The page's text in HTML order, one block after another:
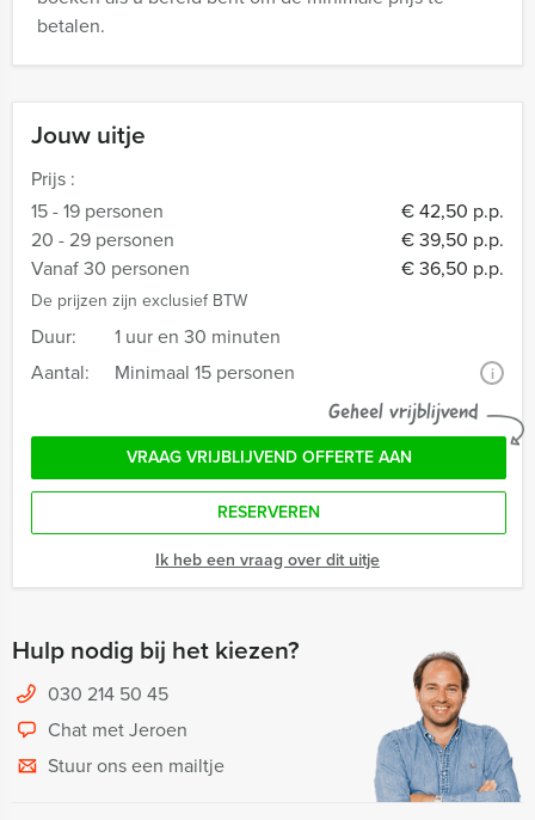
Jouw uitje
Prijs :
15 - 19 personen
€ 42,50 p.p.
20 - 29 personen
€ 39,50 p.p.
Vanaf 30 personen
€ 36,50 p.p.
De prijzen zijn exclusief BTW
Duur:
1 uur en 30 minuten
Aantal:
Minimaal 15 personen i
Geheel vrijblijvend
VRAAG VRIJBLIJVEND OFFERTE AAN
RESERVEREN
Ik heb een vraag over dit uitje
Hulp nodig bij het kiezen?
030 214 50 45
Chat met Jeroen
Stuur ons een mailtje
betalen.